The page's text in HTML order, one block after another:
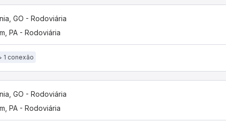
GO - Rodoviária
PA - Rodoviária
1 conexão
GO - Rodoviária
PA - Rodoviária